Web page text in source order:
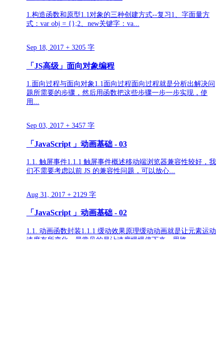
1.构造函数和原型1.1对象的三种创建方式--复习1、字面量方
式：var obj = {};2、new关键字：va...
Sep 18, 2017 + 3205 字
「JS高级」面向对象编程
1.面向过程与面向对象1.1面向过程面向过程就是分析出解决问
题所需要的步骤，然后用函数把这些步骤一步一步实现，使
用...
Sep 03, 2017 + 3457 字
「JavaScript 」动画基础 - 03
1.1. 触屏事件1.1.1 触屏事件概述移动端浏览器兼容性较好，我
们不需要考虑以前 JS 的兼容性问题，可以放心...
Aug 31, 2017 + 2129 字
「JavaScript 」动画基础 - 02
1.1. 动画函数封装1.1.1 缓动效果原理缓动动画就是让元素运动
速度有所变化，最常见的是让速度慢慢停下来。思路...